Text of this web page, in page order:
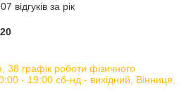
відгуків за рік
38 графік роботи фізичного
- 19:00 сб-нд - вихідний, Вінниця,